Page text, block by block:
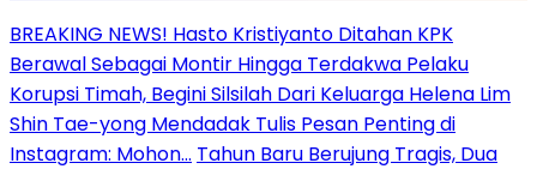
BREAKING NEWS! Hasto Kristiyanto Ditahan KPK
Berawal Sebagai Montir Hingga Terdakwa Pelaku
Korupsi Timah, Begini Silsilah Dari Keluarga Helena Lim
Shin Tae-yong Mendadak Tulis Pesan Penting di
Instagram: Mohon… Tahun Baru Berujung Tragis, Dua